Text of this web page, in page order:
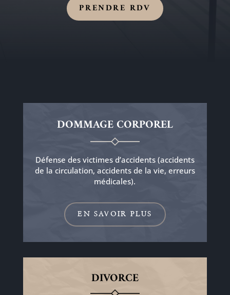
PRENDRE RDV
DOMMAGE CORPOREL
Défense des victimes d’accidents (accidents
de la circulation, accidents de la vie, erreurs
médicales).
EN SAVOIR PLUS
DIVORCE